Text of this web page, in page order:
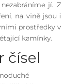
jí. Z
na vině jsou i
prostředky v
kamínky.
čísel